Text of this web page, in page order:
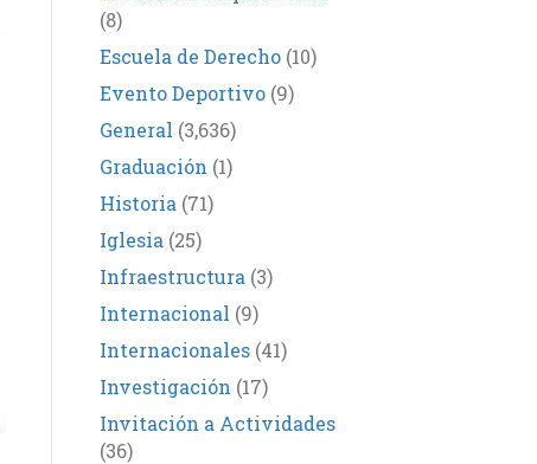
(8)
Escuela de Derecho(10)
Evento Deportivo(9)
General (3,636)
Graduación (1)
Historia (71)
Iglesia (25)
Infraestructura (3)
Internacional (9)
Internacionales(41)
Investigación (17)
Invitación a Actividades
(36)